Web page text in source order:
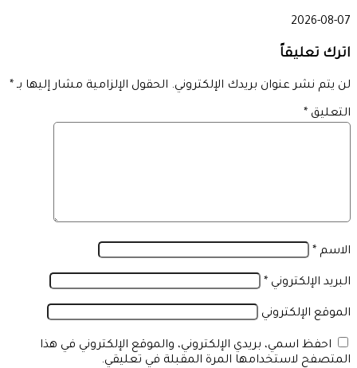
2026-08-07
اترك تعليقاً
لن يتم نشر عنوان بريدك الإلكتروني. الحقول الإلزامية مشار إليها بـ *
التعليق *
الاسم *
البريد الإلكتروني *
الموقع الإلكتروني
احفظ اسمي، بريدي الإلكتروني، والموقع الإلكتروني في هذا
المتصفح لاستخدامها المرة المقبلة في تعليقي.